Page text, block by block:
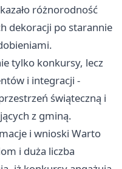
różnorodność
dekoracji po starannie
tylko konkursy, lecz
i integracji -
świąteczną i
z gminą.
i wnioski Warto
i duża liczba